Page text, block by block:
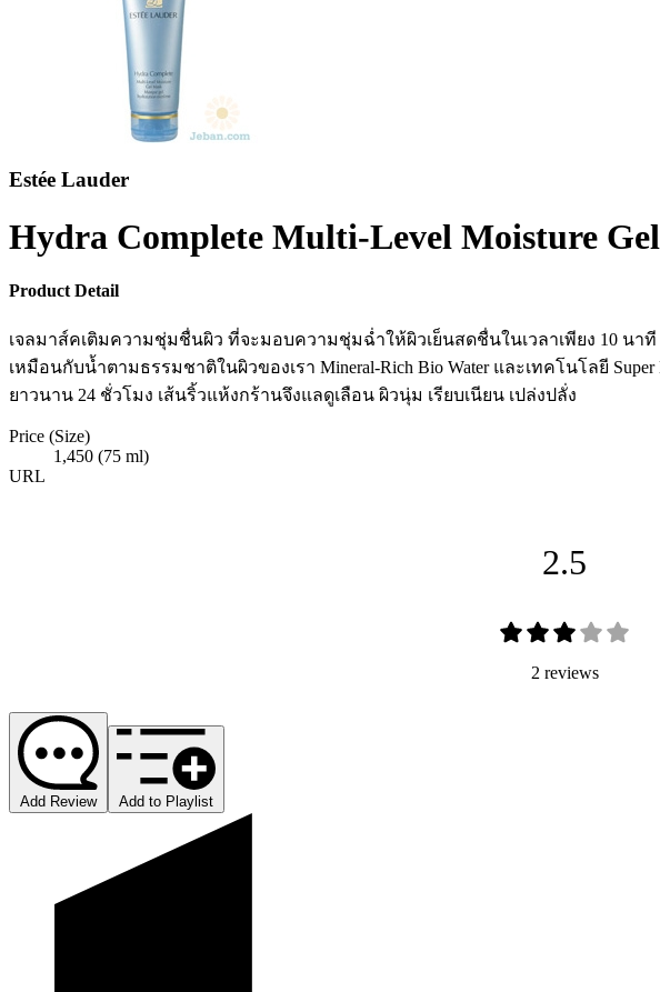
Estée Lauder
Hydra Complete Multi-Level Moisture
Product Detail
เจลมาส์คเติมความชุ่มชื่นผิว ที่จะมอบความชุ่มฉ่ำให้ผิวเย็นสดชื่นในเวลาเพียง 10 นา
เหมือนกับน้ำตามธรรมชาติในผิวของเรา Mineral-Rich Bio Water และเทคโนโลยี
ยาวนาน 24 ชั่วโมง เส้นริ้วแห้งกร้านจึงแลดูเลือน ผิวนุ่ม เรียบเนียน เปล่งปลั่ง
Price (Size)
1,450 (75 ml)
URL
2.5
2 reviews
Add Review Add to Playlist